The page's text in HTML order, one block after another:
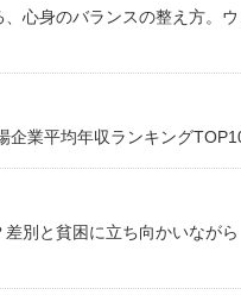
心身のバランスの整え方。
企業平均年収ランキング
別と貧困に立ち向かいなが